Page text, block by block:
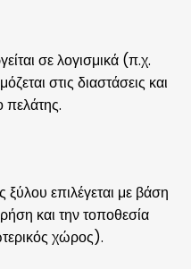
σε λογισμικά (π.χ.
στις διαστάσεις και
πελάτης.
ξύλου επιλέγεται με βάση
και την τοποθεσία
χώρος).